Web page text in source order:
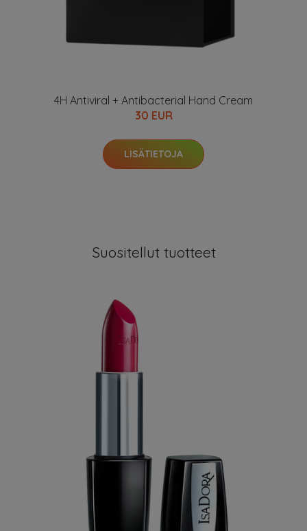
4H Antiviral + Antibacterial Hand Cream
30 EUR
LISÄTIETOJA
Suositellut tuotteet